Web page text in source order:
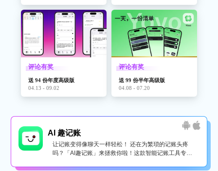
评论有奖
送 94 份年度高级版
04.13 - 09.02
评论有奖
送 99 份半年高级版
04.08 - 07.20
AI 趣记账
让记账变得像聊天一样轻松！ 还在为繁琐的记账头疼
吗？「AI趣记账」来拯救你啦！这款智能记账工具专为